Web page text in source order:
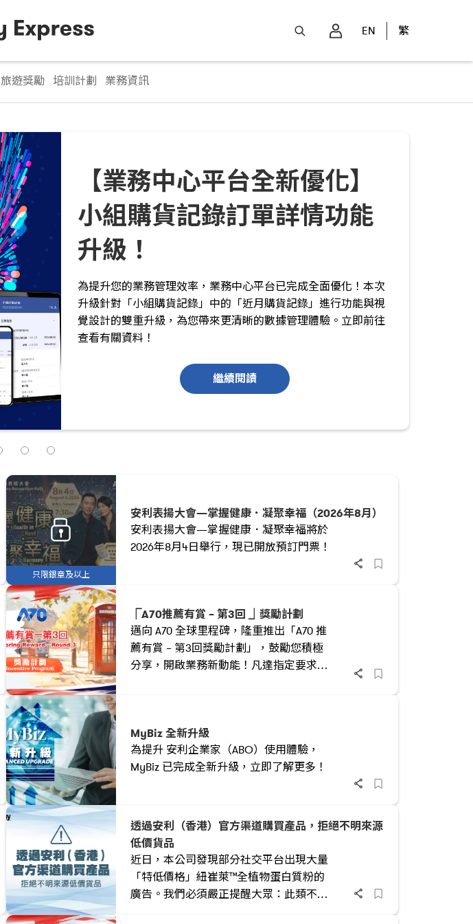
EN 繁
旅遊獎勵 培訓計劃 業務資訊
⎾A70推薦有賞 – 第4回 ⏌獎
勵計劃
劃」，鼓勵您積極分享，開啟業務新動能！凡達指定要求，即可
獲贈極具收藏價值的「限定版 A70 公仔」。這不僅是一份精美獎
勵，更是您邁向 A70 的專屬印記。把握第4回黃金契機，贏取珍貴
紀念，與我們共創輝煌！
繼續閱讀
只限銀章及以上
安利表揚大會—掌握健康．凝聚幸福（2026年8月）
安利表揚大會—掌握健康．凝聚幸福將於
2026年8月4日舉行，現已開放預訂門票！
⎾A70推薦有賞 – 第3回 ⏌獎勵計劃
邁向 A70 全球里程碑，隆重推出「A70 推
薦有賞 – 第3回獎勵計劃」，鼓勵您積極
分享，開啟業務新動能！凡達指定要求，
機，贏取珍貴紀念，與我們共創輝煌！
MyBiz 全新升級
為提升 安利企業家（ABO）使用體驗，
MyBiz 已完成全新升級，立即了解更多！
透過安利（香港）官方渠道購買產品，拒絕不明來源
低價貨品
近日，本公司發現部分社交平台出現大量
「特低價格」紐崔萊™全植物蛋白質粉的
廣告。我們必須嚴正提醒大眾：此類不明